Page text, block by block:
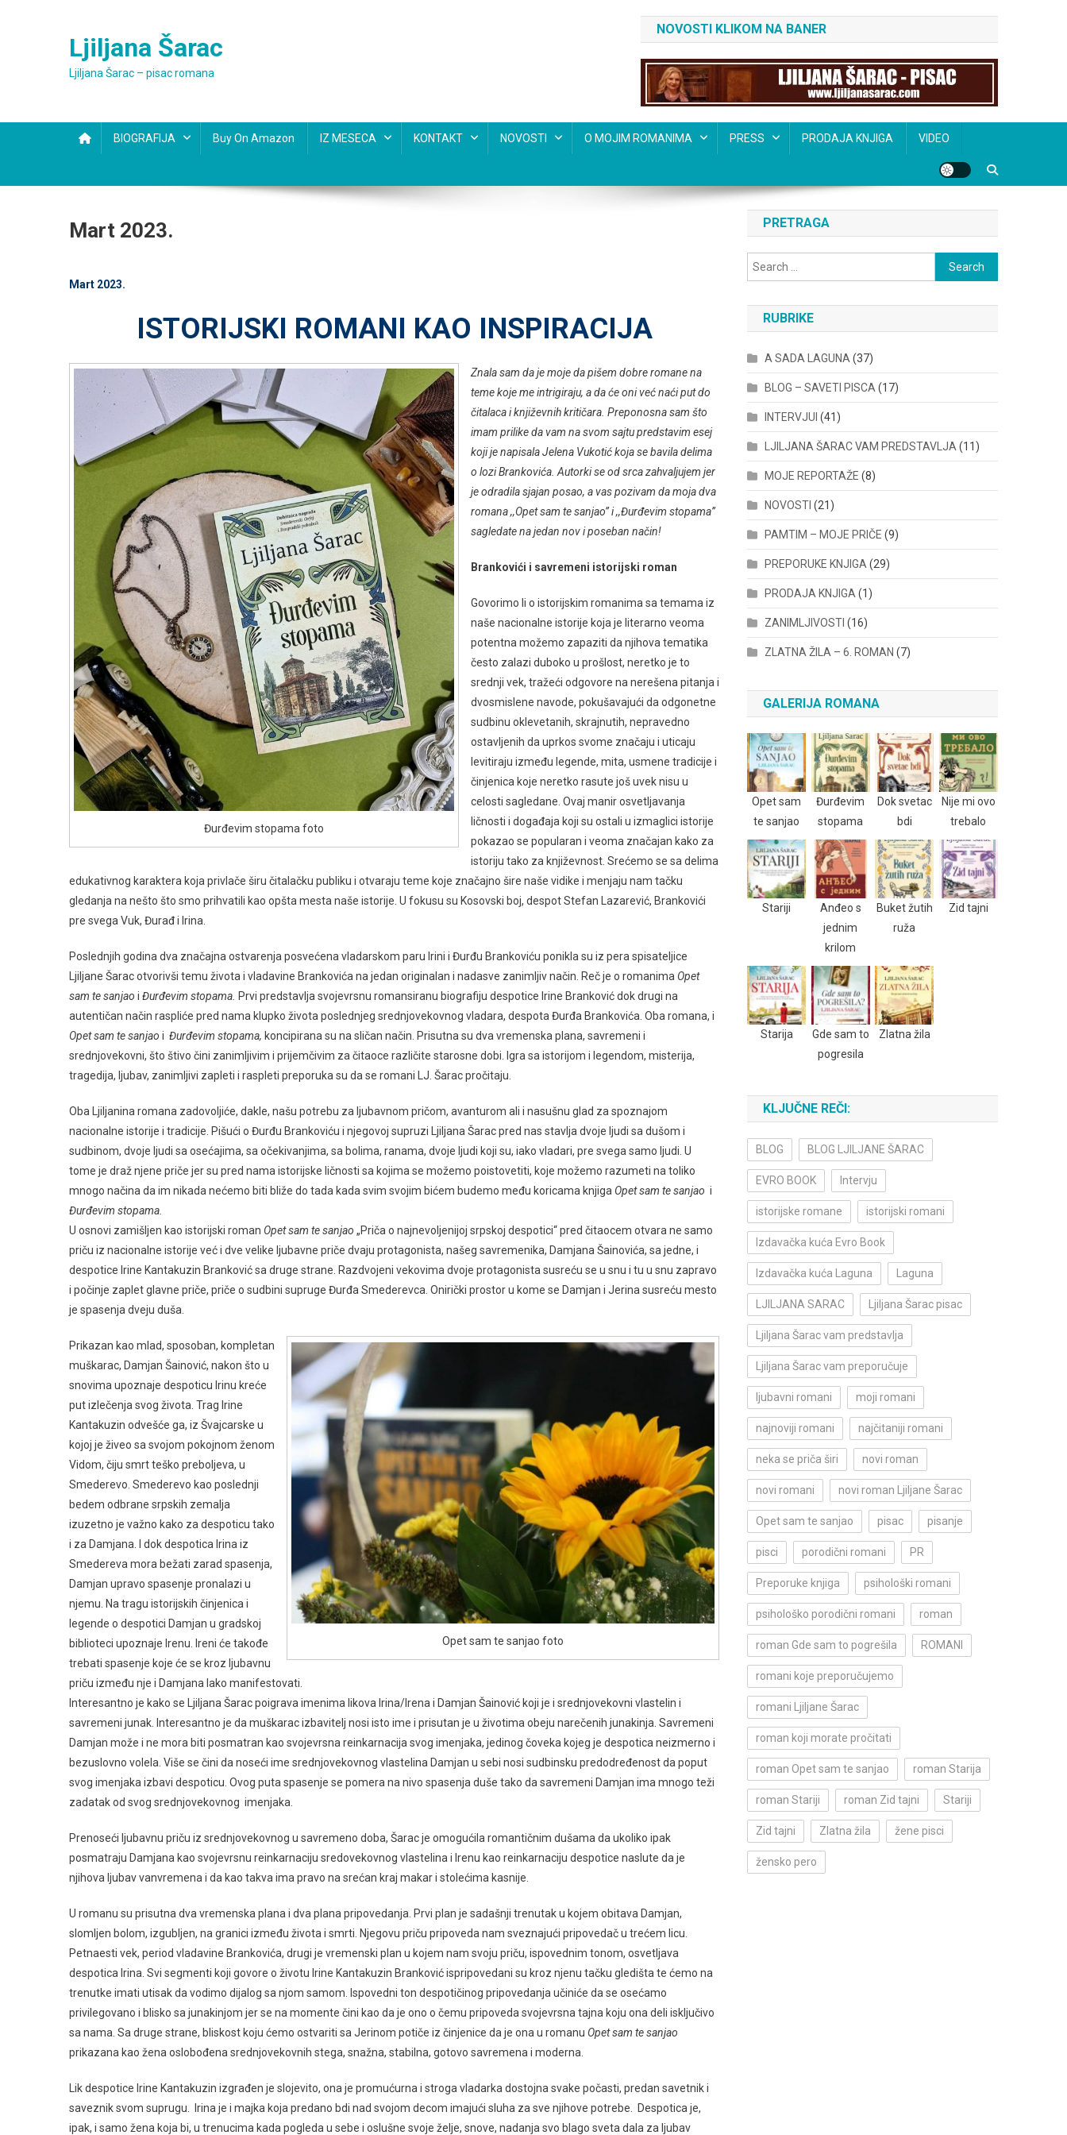
Ljiljana Šarac
Ljiljana Šarac – pisac romana
NOVOSTI KLIKOM NA BANER
BIOGRAFIJA Buy On Amazon IZ MESECA KONTAKT NOVOSTI O MOJIM ROMANIMA PRESS PRODAJA KNJIGA VIDEO
Mart 2023.
Mart 2023.
ISTORIJSKI ROMANI KAO INSPIRACIJA
Đurđevim stopama foto
Znala sam da je moje da pišem dobre romane na
teme koje me intrigiraju, a da će oni već naći put do
čitalaca i književnih kritičara. Preponosna sam što
imam prilike da vam na svom sajtu predstavim esej
koji je napisala Jelena Vukotić koja se bavila delima
o lozi Brankovića. Autorki se od srca zahvaljujem jer
je odradila sjajan posao, a vas pozivam da moja dva
romana ,,Opet sam te sanjao’’ i ,,Đurđevim stopama’’
sagledate na jedan nov i poseban način!
Brankovići i savremeni istorijski roman
Govorimo li o istorijskim romanima sa temama iz
naše nacionalne istorije koja je literarno veoma
potentna možemo zapaziti da njihova tematika
često zalazi duboko u prošlost, neretko je to
srednji vek, tražeći odgovore na nerešena pitanja i
dvosmislene navode, pokušavajući da odgonetne
sudbinu oklevetanih, skrajnutih, nepravedno
ostavljenih da uprkos svome značaju i uticaju
levitiraju između legende, mita, usmene tradicije i
činjenica koje neretko rasute još uvek nisu u
celosti sagledane. Ovaj manir osvetljavanja
ličnosti i događaja koji su ostali u izmaglici istorije
pokazao se popularan i veoma značajan kako za
istoriju tako za književnost. Srećemo se sa delima
edukativnog karaktera koja privlače širu čitalačku publiku i otvaraju teme koje značajno šire naše vidike i menjaju nam tačku
gledanja na nešto što smo prihvatili kao opšta mesta naše istorije. U fokusu su Kosovski boj, despot Stefan Lazarević, Brankovići
pre svega Vuk, Đurađ i Irina.
Poslednjih godina dva značajna ostvarenja posvećena vladarskom paru Irini i Đurđu Brankoviću ponikla su iz pera spisateljice
Ljiljane Šarac otvorivši temu života i vladavine Brankovića na jedan originalan i nadasve zanimljiv način. Reč je o romanima Opet
sam te sanjao i Đurđevim stopama. Prvi predstavlja svojevrsnu romansiranu biografiju despotice Irine Branković dok drugi na
autentičan način raspliće pred nama klupko života poslednjeg srednjovekovnog vladara, despota Đurđa Brankovića. Oba romana, i
Opet sam te sanjao i Đurđevim stopama, koncipirana su na sličan način. Prisutna su dva vremenska plana, savremeni i
srednjovekovni, što štivo čini zanimljivim i prijemčivim za čitaoce različite starosne dobi. Igra sa istorijom i legendom, misterija,
tragedija, ljubav, zanimljivi zapleti i raspleti preporuka su da se romani LJ. Šarac pročitaju.
Oba Ljiljanina romana zadovoljiće, dakle, našu potrebu za ljubavnom pričom, avanturom ali i nasušnu glad za spoznajom
nacionalne istorije i tradicije. Pišući o Đurđu Brankoviću i njegovoj supruzi Ljiljana Šarac pred nas stavlja dvoje ljudi sa dušom i
sudbinom, dvoje ljudi sa osećajima, sa očekivanjima, sa bolima, ranama, dvoje ljudi koji su, iako vladari, pre svega samo ljudi. U
tome je draž njene priče jer su pred nama istorijske ličnosti sa kojima se možemo poistovetiti, koje možemo razumeti na toliko
mnogo načina da im nikada nećemo biti bliže do tada kada svim svojim bićem budemo među koricama knjiga Opet sam te sanjao i
Đurđevim stopama.
U osnovi zamišljen kao istorijski roman Opet sam te sanjao „Priča o najnevoljenijoj srpskoj despotici“ pred čitaocem otvara ne samo
priču iz nacionalne istorije već i dve velike ljubavne priče dvaju protagonista, našeg savremenika, Damjana Šainovića, sa jedne, i
despotice Irine Kantakuzin Branković sa druge strane. Razdvojeni vekovima dvoje protagonista susreću se u snu i tu u snu zapravo
i počinje zaplet glavne priče, priče o sudbini supruge Đurđa Smederevca. Onirički prostor u kome se Damjan i Jerina susreću mesto
je spasenja dveju duša.
Opet sam te sanjao foto
Prikazan kao mlad, sposoban, kompletan
muškarac, Damjan Šainović, nakon što u
snovima upoznaje despoticu Irinu kreće
put izlečenja svog života. Trag Irine
Kantakuzin odvešće ga, iz Švajcarske u
kojoj je živeo sa svojom pokojnom ženom
Vidom, čiju smrt teško preboljeva, u
Smederevo. Smederevo kao poslednji
bedem odbrane srpskih zemalja
izuzetno je važno kako za despoticu tako
i za Damjana. I dok despotica Irina iz
Smedereva mora bežati zarad spasenja,
Damjan upravo spasenje pronalazi u
njemu. Na tragu istorijskih činjenica i
legende o despotici Damjan u gradskoj
biblioteci upoznaje Irenu. Ireni će takođe
trebati spasenje koje će se kroz ljubavnu
priču između nje i Damjana lako manifestovati.
Interesantno je kako se Ljiljana Šarac poigrava imenima likova Irina/Irena i Damjan Šainović koji je i srednjovekovni vlastelin i
savremeni junak. Interesantno je da muškarac izbavitelj nosi isto ime i prisutan je u životima obeju narečenih junakinja. Savremeni
Damjan može i ne mora biti posmatran kao svojevrsna reinkarnacija svog imenjaka, jedinog čoveka kojeg je despotica neizmerno i
bezuslovno volela. Više se čini da noseći ime srednjovekovnog vlastelina Damjan u sebi nosi sudbinsku predodređenost da poput
svog imenjaka izbavi despoticu. Ovog puta spasenje se pomera na nivo spasenja duše tako da savremeni Damjan ima mnogo teži
zadatak od svog srednjovekovnog imenjaka.
Prenoseći ljubavnu priču iz srednjovekovnog u savremeno doba, Šarac je omogućila romantičnim dušama da ukoliko ipak
posmatraju Damjana kao svojevrsnu reinkarnaciju sredovekovnog vlastelina i Irenu kao reinkarnaciju despotice naslute da je
njihova ljubav vanvremena i da kao takva ima pravo na srećan kraj makar i stolećima kasnije.
U romanu su prisutna dva vremenska plana i dva plana pripovedanja. Prvi plan je sadašnji trenutak u kojem obitava Damjan,
slomljen bolom, izgubljen, na granici između života i smrti. Njegovu priču pripoveda nam sveznajući pripovedač u trećem licu.
Petnaesti vek, period vladavine Brankovića, drugi je vremenski plan u kojem nam svoju priču, ispovednim tonom, osvetljava
despotica Irina. Svi segmenti koji govore o životu Irine Kantakuzin Branković ispripovedani su kroz njenu tačku gledišta te ćemo na
trenutke imati utisak da vodimo dijalog sa njom samom. Ispovedni ton despotičinog pripovedanja učiniće da se osećamo
privilegovano i blisko sa junakinjom jer se na momente čini kao da je ono o čemu pripoveda svojevrsna tajna koju ona deli isključivo
sa nama. Sa druge strane, bliskost koju ćemo ostvariti sa Jerinom potiče iz činjenice da je ona u romanu Opet sam te sanjao
prikazana kao žena oslobođena srednjovekovnih stega, snažna, stabilna, gotovo savremena i moderna.
Lik despotice Irine Kantakuzin izgrađen je slojevito, ona je promućurna i stroga vladarka dostojna svake počasti, predan savetnik i
saveznik svom suprugu. Irina je i majka koja predano bdi nad svojom decom imajući sluha za sve njihove potrebe. Despotica je,
ipak, i samo žena koja bi, u trenucima kada pogleda u sebe i oslušne svoje želje, snove, nadanja svo blago sveta dala za ljubav
PRETRAGA
Search
for:
RUBRIKE
A SADA LAGUNA (37)
BLOG – SAVETI PISCA (17)
INTERVJUI (41)
LJILJANA ŠARAC VAM PREDSTAVLJA (11)
MOJE REPORTAŽE (8)
NOVOSTI (21)
PAMTIM – MOJE PRIČE (9)
PREPORUKE KNJIGA (29)
PRODAJA KNJIGA (1)
ZANIMLJIVOSTI (16)
ZLATNA ŽILA – 6. ROMAN (7)
GALERIJA ROMANA
Opet sam
te sanjao
Đurđevim
stopama
Dok svetac
bdi
Nije mi ovo
trebalo
Stariji
Anđeo s
jednim
krilom
Buket žutih
ruža
Zid tajni
Starija
Gde sam to
pogresila
Zlatna žila
KLJUČNE REČI:
BLOG BLOG LJILJANE ŠARAC
EVRO BOOK Intervju
istorijske romane istorijski romani
Izdavačka kuća Evro Book
Izdavačka kuća Laguna Laguna
LJILJANA SARAC Ljiljana Šarac pisac
Ljiljana Šarac vam predstavlja
Ljiljana Šarac vam preporučuje
ljubavni romani moji romani
najnoviji romani najčitaniji romani
neka se priča širi novi roman
novi romani novi roman Ljiljane Šarac
Opet sam te sanjao pisac pisanje
pisci porodični romani PR
Preporuke knjiga psihološki romani
psihološko porodični romani roman
roman Gde sam to pogrešila ROMANI
romani koje preporučujemo
romani Ljiljane Šarac
roman koji morate pročitati
roman Opet sam te sanjao roman Starija
roman Stariji roman Zid tajni Stariji
Zid tajni Zlatna žila žene pisci
žensko pero